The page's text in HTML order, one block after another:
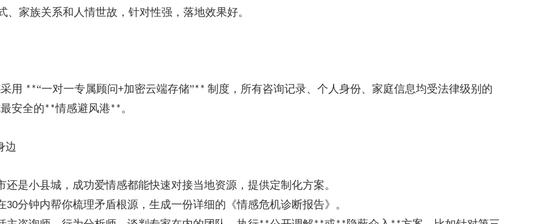
家族关系和人情世故，针对性强，落地效果好。
用 **“一对一专属顾问+加密云端存储”** 制度，所有咨询记录、个人身份、家庭信息均受法律级别的
安全的**情感避风港** 。
边
还是小县城，成功爱情感都能快速对接当地资源，提供定制化方案。
30分钟内帮你梳理矛盾根源，生成一份详细的《情感危机诊断报告》。